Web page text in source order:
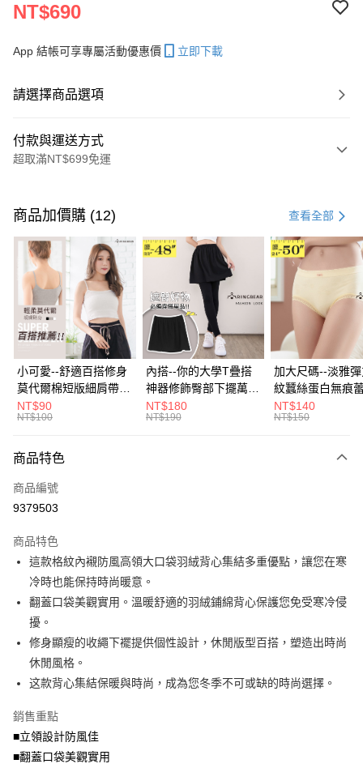
NT$690
App 結帳可享專屬活動優惠價 立即下載
請選擇商品選項
付款與運送方式
超取滿NT$699免運
信用卡一次付款
超商取貨付款
LINE Pay
Apple Pay
街口支付
悠遊付
Google Pay
全盈+PAY
大哥付你分期
【大哥付你分期使用說明】
1.本服務由台灣大哥大提供，台灣大哥大用戶可立即使用無須另外申請。
流程，驗證手機門號後，選擇欲分期的期數、繳款截止日，確認付款後即完
成交易。
3.實際核准額度、可分期數及費用金額請依後續交易確認頁面所載為準。
4.訂單成立30分鐘內，如未前往確認交易或遇審核未通過，訂單將自動取
法說明評估內容。
【繳款方式說明】
1.分期款項不併入電信帳單，「大哥付你分期」於每月結算日後寄送繳費提
醒簡訊。
2.透過簡訊連結打開帳單後，可選擇「超商條碼／台灣大直營門市／銀行轉
帳／街口支付／iPASS MONEY」等通路繳費。
【注意事項】
1.本服務係由「台灣大哥大股份有限公司」（以下簡稱本公司）所提供，讓
用戶於交易時，得透過本服務購買商品或服務，並由商店將買賣／分期付款
買賣價金債權讓與本公司後，依約使用本公司帳單繳交帳款。
AFTEE先享後付
【關於「AFTEE先享後付」】
AFTEE先享後付是「在收到商品之後才付款」的支付方式。 讓您購物簡單
便利好安心！
１．簡單：不需註冊會員、不需綁卡、不需儲值。
２．便利：只要手機號碼，簡訊認證，即可結帳。
３．安心：先確認商品／服務後，再付款。
【「AFTEE先享後付」結帳流程】
１．於結帳方式選擇「AFTEE先享後付」後，將跳轉至「AFTEE先享後付」
２．訂單成立數日內，您將收到繳費通知簡訊。
ATM／網路銀行／等多元方式進行付款，方視為交易完成。
※ 請注意：結帳手續完成當下不需立刻繳費，但若您需要取消訂單，請聯絡
購買商品的店家。未經商家同意取消之訂單仍視為有效，需透過AFTEE先享
後付繳納相關費用。
ATM付款
全家取貨付款
每筆NT$70，滿NT$699(含以上)免運費
付款後全家取貨
7-11取貨付款
每筆NT$70，滿NT$799(含以上)免運費
商品加價購 (12) 查看全部
小可愛--舒適百搭修身
莫代爾棉短版細肩帶素
色背心(白.黑.灰L-2L)-
U582眼圈熊中大尺碼
NT$90
NT$100
內搭--你的大學T疊搭
神器修飾臀部下擺萬用
內搭裙/遮臀裙(黑2L-
6L)-Q155眼圈熊中大
NT$180
NT$190
加大尺碼--淡雅
紋蠶絲蛋白無痕
角內褲(白.粉.藍.
3L)-L28眼圈熊中
NT$140
NT$150
商品特色
商品編號
9379503
商品特色
這款格紋內襯防風高領大口袋羽絨背心集結多重優點，讓您在寒
冷時也能保持時尚暖意。
翻蓋口袋美觀實用。溫暖舒適的羽絨鋪綿背心保護您免受寒冷侵
擾。
修身顯瘦的收繩下襬提供個性設計，休閒版型百搭，塑造出時尚
休閒風格。
这款背心集結保暖與時尚，成為您冬季不可或缺的時尚選擇。
銷售重點
■立領設計防風佳
■翻蓋口袋美觀實用